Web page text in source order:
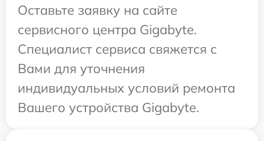
Оставьте заявку на сайте
сервисного центра Gigabyte.
Специалист сервиса свяжется с
Вами для уточнения
индивидуальных условий ремонта
Вашего устройства Gigabyte.